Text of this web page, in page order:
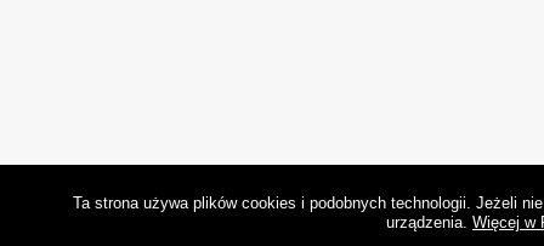
Ta strona używa plików cookies i podobnych technologii. Jeżeli
urządzenia. Więcej w